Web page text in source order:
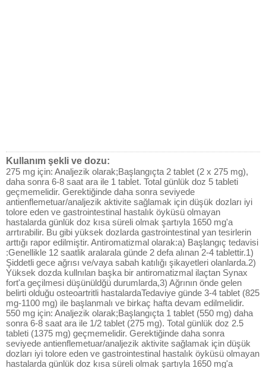
Kullanım şekli ve dozu:
275 mg için: Analjezik olarak;Başlangıçta 2 tablet (2 x 275 mg),
daha sonra 6-8 saat ara ile 1 tablet. Total günlük doz 5 tableti
geçmemelidir. Gerektiğinde daha sonra seviyede
antienflemetuar/analjezik aktivite sağlamak için düşük dozları iyi
tolore eden ve gastrointestinal hastalık öyküsü olmayan
hastalarda günlük doz kısa süreli olmak şartıyla 1650 mg'a
arrtırabilir. Bu gibi yüksek dozlarda gastrointestinal yan tesirlerin
arttığı rapor edilmiştir. Antiromatizmal olarak:a) Başlangıç tedavisi
:Genellikle 12 saatlik aralarala günde 2 defa alınan 2-4 tablettir.1)
Şiddetli gece ağrısı ve/vaya sabah katılığı şikayetleri olanlarda.2)
Yüksek dozda kullnılan başka bir antiromatizmal ilaçtan Synax
fort'a geçilmesi düşünüldğü durumlarda,3) Ağrının önde gelen
belirti olduğu osteoartritli hastalardaTedaviye günde 3-4 tablet (825
mg-1100 mg) ile başlanmalı ve birkaç hafta devam edilmelidir.
550 mg için: Analjezik olarak;Başlangıçta 1 tablet (550 mg) daha
sonra 6-8 saat ara ile 1/2 tablet (275 mg). Total günlük doz 2.5
tableti (1375 mg) geçmemelidir. Gerektiğinde daha sonra
seviyede antienflemetuar/analjezik aktivite sağlamak için düşük
dozları iyi tolore eden ve gastrointestinal hastalık öyküsü olmayan
hastalarda günlük doz kısa süreli olmak şartıyla 1650 mg'a